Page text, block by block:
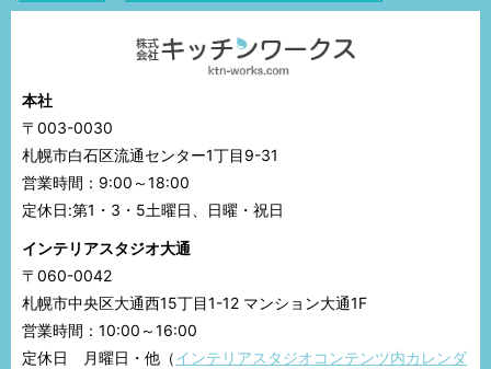
本社
〒003-0030
札幌市白石区流通センター1丁目9-31
営業時間：9:00～18:00
定休日:第1・3・5土曜日、日曜・祝日
インテリアスタジオ大通
〒060-0042
札幌市中央区大通西15丁目1-12 マンション大通1F
営業時間：10:00～16:00
定休日 月曜日・他（インテリアスタジオコンテンツ内カレンダ